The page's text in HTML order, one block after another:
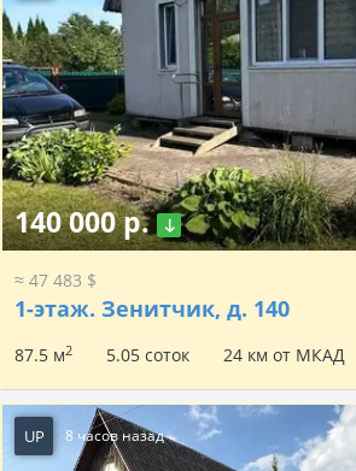
140 000 р.
≈ 47 483 $
1-этаж. Зенитчик, д. 140
87.5 м2 5.05 соток 24 км от МКАД
UP 8 часов назад